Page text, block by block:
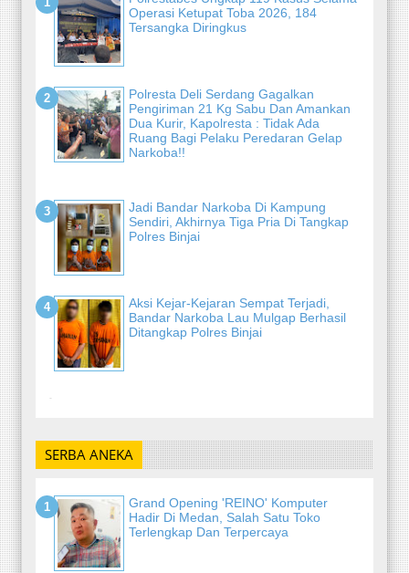
Operasi Ketupat Toba 2026, 184
Tersangka Diringkus
Polresta Deli Serdang Gagalkan
Pengiriman 21 Kg Sabu Dan Amankan
Dua Kurir, Kapolresta : Tidak Ada
Ruang Bagi Pelaku Peredaran Gelap
Narkoba!!
Jadi Bandar Narkoba Di Kampung
Sendiri, Akhirnya Tiga Pria Di Tangkap
Polres Binjai
Aksi Kejar-Kejaran Sempat Terjadi,
Bandar Narkoba Lau Mulgap Berhasil
Ditangkap Polres Binjai
-
SERBA ANEKA
Grand Opening 'REINO' Komputer
Hadir Di Medan, Salah Satu Toko
Terlengkap Dan Terpercaya